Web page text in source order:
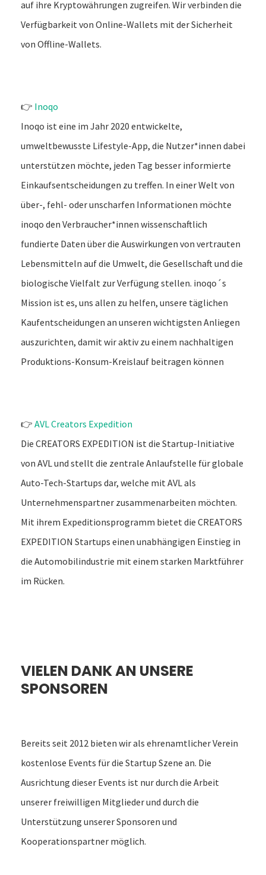
auf ihre Kryptowährungen zugreifen. Wir verbinden die
Verfügbarkeit von Online-Wallets mit der Sicherheit
von Offline-Wallets.
👉 Inoqo
Inoqo ist eine im Jahr 2020 entwickelte,
umweltbewusste Lifestyle-App, die Nutzer*innen dabei
unterstützen möchte, jeden Tag besser informierte
Einkaufsentscheidungen zu treffen. In einer Welt von
über-, fehl- oder unscharfen Informationen möchte
inoqo den Verbraucher*innen wissenschaftlich
fundierte Daten über die Auswirkungen von vertrauten
Lebensmitteln auf die Umwelt, die Gesellschaft und die
biologische Vielfalt zur Verfügung stellen. inoqo´s
Mission ist es, uns allen zu helfen, unsere täglichen
Kaufentscheidungen an unseren wichtigsten Anliegen
auszurichten, damit wir aktiv zu einem nachhaltigen
Produktions-Konsum-Kreislauf beitragen können
👉 AVL Creators Expedition
Die CREATORS EXPEDITION ist die Startup-Initiative
von AVL und stellt die zentrale Anlaufstelle für globale
Auto-Tech-Startups dar, welche mit AVL als
Unternehmenspartner zusammenarbeiten möchten.
Mit ihrem Expeditionsprogramm bietet die CREATORS
EXPEDITION Startups einen unabhängigen Einstieg in
die Automobilindustrie mit einem starken Marktführer
im Rücken.
VIELEN DANK AN UNSERE
SPONSOREN
Bereits seit 2012 bieten wir als ehrenamtlicher Verein
kostenlose Events für die Startup Szene an. Die
Ausrichtung dieser Events ist nur durch die Arbeit
unserer freiwilligen Mitglieder und durch die
Unterstützung unserer Sponsoren und
Kooperationspartner möglich.